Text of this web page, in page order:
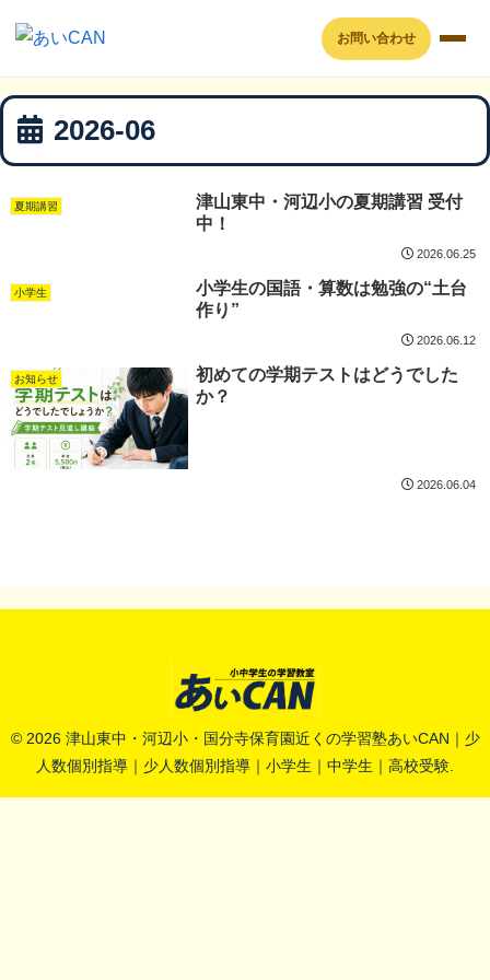
お問い合わせ
2026-06
夏期講習
津山東中・河辺小の夏期講習 受付
中！
2026.06.25
小学生
小学生の国語・算数は勉強の“土台
作り”
2026.06.12
お知らせ
初めての学期テストはどうでした
か？
2026.06.04
© 2026 津山東中・河辺小・国分寺保育園近くの学習塾あいCAN｜少
人数個別指導｜少人数個別指導｜小学生｜中学生｜高校受験.